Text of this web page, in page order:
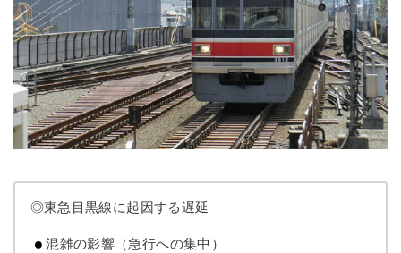
◎東急目黒線に起因する遅延
混雑の影響（急行への集中）